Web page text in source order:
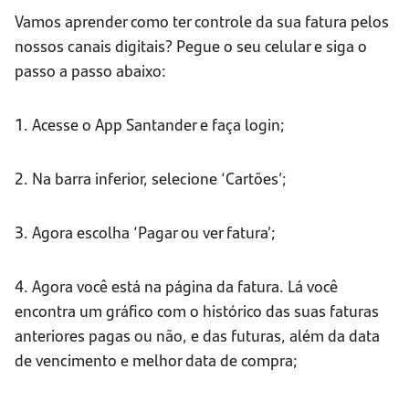
Vamos aprender como ter controle da sua fatura pelos
nossos canais digitais? Pegue o seu celular e siga o
passo a passo abaixo:
1. Acesse o App Santander e faça login;
2. Na barra inferior, selecione ‘Cartões’;
3. Agora escolha ‘Pagar ou ver fatura’;
4. Agora você está na página da fatura. Lá você
encontra um gráfico com o histórico das suas faturas
anteriores pagas ou não, e das futuras, além da data
de vencimento e melhor data de compra;